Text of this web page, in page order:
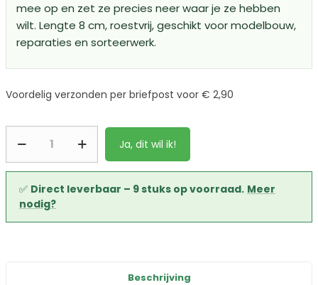
mee op en zet ze precies neer waar je ze hebben
wilt. Lengte 8 cm, roestvrij, geschikt voor modelbouw,
reparaties en sorteerwerk.
Voordelig verzonden per briefpost voor € 2,90
Ja, dit wil ik!
✅ Direct leverbaar – 9 stuks op voorraad. Meer
nodig?
Beschrijving